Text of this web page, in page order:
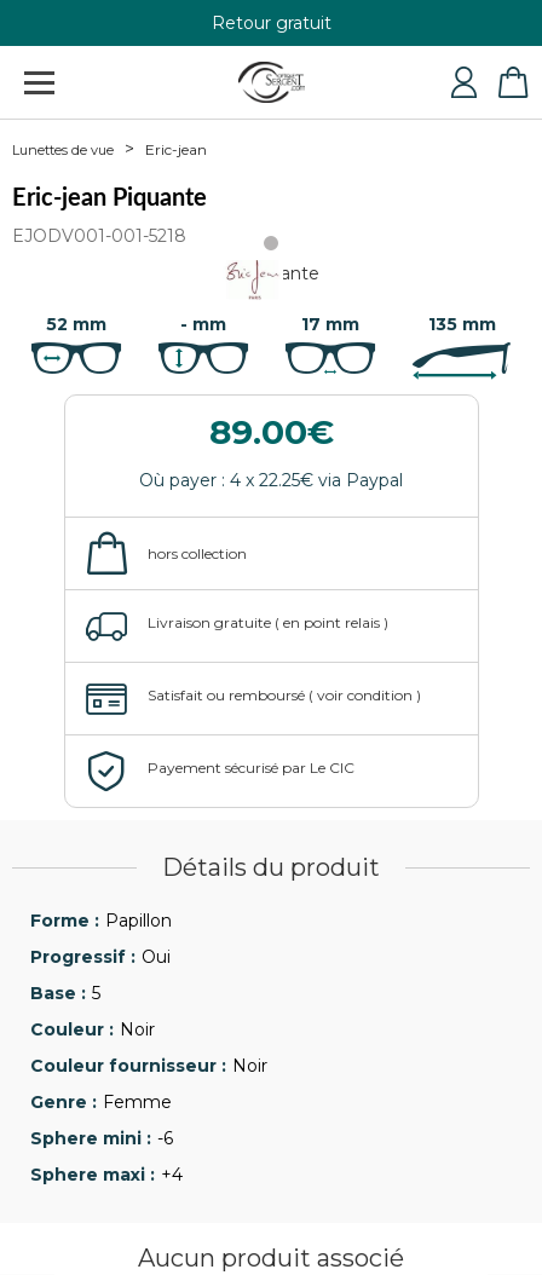
Retour gratuit
+33 4 79 24 76 84
Lunettes de vue Eric-jean
Eric-jean Piquante
EJODV001-001-5218
52 mm - mm 17 mm 135 mm
89.00
Détails du produit
Papillon
Oui
5
Noir
Noir
Femme
-6
+4
Aucun produit associé